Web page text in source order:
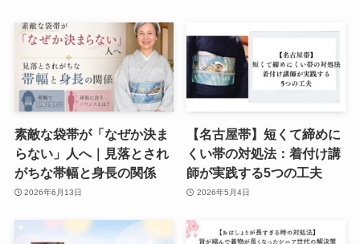
素敵な袋帯が「なぜか決ま
らない」人へ｜見落とされ
がちな帯幅と身長の関係
2026年6月13日
【名古屋帯】短くて締めに
くい帯の対処法：着付け講
師が実践する5つの工夫
2026年5月4日